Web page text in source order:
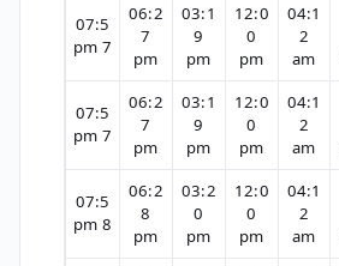
04:1
2
am
12:0
0
pm
03:1
9
pm
06:2
7
pm
07:5
7 pm
04:1
2
am
12:0
0
pm
03:1
9
pm
06:2
7
pm
07:5
7 pm
04:1
2
am
12:0
0
pm
03:2
0
pm
06:2
8
pm
07:5
8 pm